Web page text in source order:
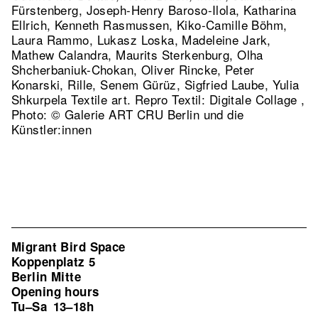
Fürstenberg, Joseph-Henry Baroso-Ilola, Katharina
Ellrich, Kenneth Rasmussen, Kiko-Camille Böhm,
Laura Rammo, Lukasz Loska, Madeleine Jark,
Mathew Calandra, Maurits Sterkenburg, Olha
Shcherbaniuk-Chokan, Oliver Rincke, Peter
Konarski, Rille, Senem Gürüz, Sigfried Laube, Yulia
Shkurpela Textile art. Repro Textil: Digitale Collage ,
Photo: © Galerie ART CRU Berlin und die
Künstler:innen
Migrant Bird Space
Koppenplatz 5
Berlin Mitte
Opening hours
Tu–Sa 13–18h